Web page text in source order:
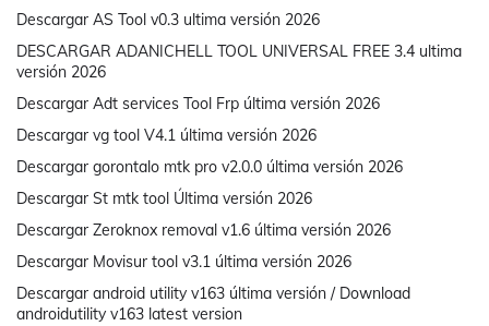
Descargar AS Tool v0.3 ultima versión 2026
DESCARGAR ADANICHELL TOOL UNIVERSAL FREE 3.4 ultima
versión 2026
Descargar Adt services Tool Frp última versión 2026
Descargar vg tool V4.1 última versión 2026
Descargar gorontalo mtk pro v2.0.0 última versión 2026
Descargar St mtk tool Última versión 2026
Descargar Zeroknox removal v1.6 última versión 2026
Descargar Movisur tool v3.1 última versión 2026
Descargar android utility v163 última versión / Download
androidutility v163 latest version